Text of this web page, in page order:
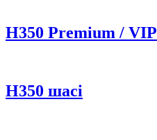
Н350 Premium / VIP
H350 шасі